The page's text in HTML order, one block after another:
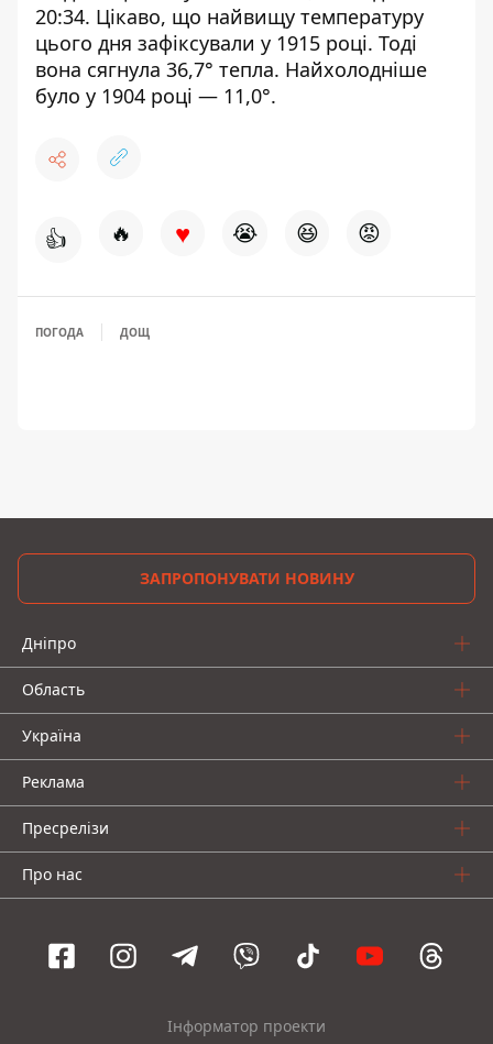
20:34. Цікаво, що найвищу температуру
цього дня зафіксували у 1915 році. Тоді
вона сягнула 36,7° тепла. Найхолодніше
було у 1904 році — 11,0°.
👍 🔥 ♥ 😭 😆 😡
ПОГОДА ДОЩ
ЗАПРОПОНУВАТИ НОВИНУ
Дніпро
Область
Україна
Реклама
Пресрелізи
Про нас
Інформатор проекти